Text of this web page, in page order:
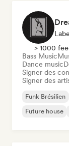
> 1000
Bass Music
Dance music
Signer des
Signer des
Funk Brésilien
Future house